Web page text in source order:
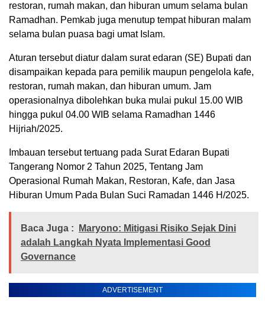
restoran, rumah makan, dan hiburan umum selama bulan
Ramadhan. Pemkab juga menutup tempat hiburan malam
selama bulan puasa bagi umat Islam.
Aturan tersebut diatur dalam surat edaran (SE) Bupati dan
disampaikan kepada para pemilik maupun pengelola kafe,
restoran, rumah makan, dan hiburan umum. Jam
operasionalnya dibolehkan buka mulai pukul 15.00 WIB
hingga pukul 04.00 WIB selama Ramadhan 1446
Hijriah/2025.
Imbauan tersebut tertuang pada Surat Edaran Bupati
Tangerang Nomor 2 Tahun 2025, Tentang Jam
Operasional Rumah Makan, Restoran, Kafe, dan Jasa
Hiburan Umum Pada Bulan Suci Ramadan 1446 H/2025.
Baca Juga :
Maryono: Mitigasi Risiko Sejak Dini
adalah Langkah Nyata Implementasi Good
Governance
ADVERTISEMENT